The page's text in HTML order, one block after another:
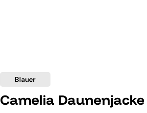
Blauer
Camelia